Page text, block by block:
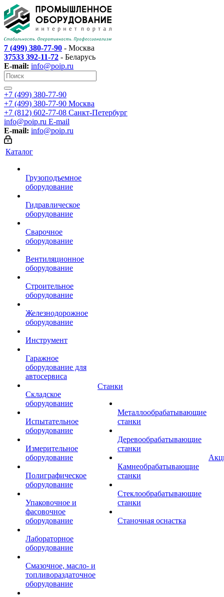
7 (499) 380-77-90 - Москва
37533 392-11-72 - Беларусь
E-mail: info@poip.ru
+7 (499) 380-77-90
+7 (499) 380-77-90 Москва
+7 (812) 602-77-08 Санкт-Петербург
info@poip.ru E-mail
E-mail: info@poip.ru
Каталог
Грузоподъемное
оборудование
Гидравлическое
оборудование
Сварочное
оборудование
Вентиляционное
оборудование
Строительное
оборудование
Железнодорожное
оборудование
Инструмент
Гаражное
оборудование для
автосервиса
Складское
оборудование
Испытательное
оборудование
Измерительное
оборудование
Полиграфическое
оборудование
Упаковочное и
фасовочное
оборудование
Лабораторное
оборудование
Смазочное, масло- и
топливораздаточное
оборудование
Станки
Металлообрабатывающие
станки
Деревообрабатывающие
станки
Камнеобрабатывающие
станки
Стеклообрабатывающие
станки
Станочная оснастка